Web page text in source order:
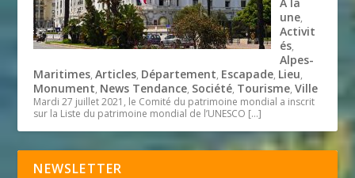
une,
Activit
és,
Alpes-
Maritimes,Articles, Département, Escapade, Lieu,
Monument, News Tendance, Société, Tourisme,Ville
Mardi 27 juillet 2021, le Comité du patrimoine mondial a inscrit
sur la Liste du patrimoine mondial de l’UNESCO […]
NEWSLETTER